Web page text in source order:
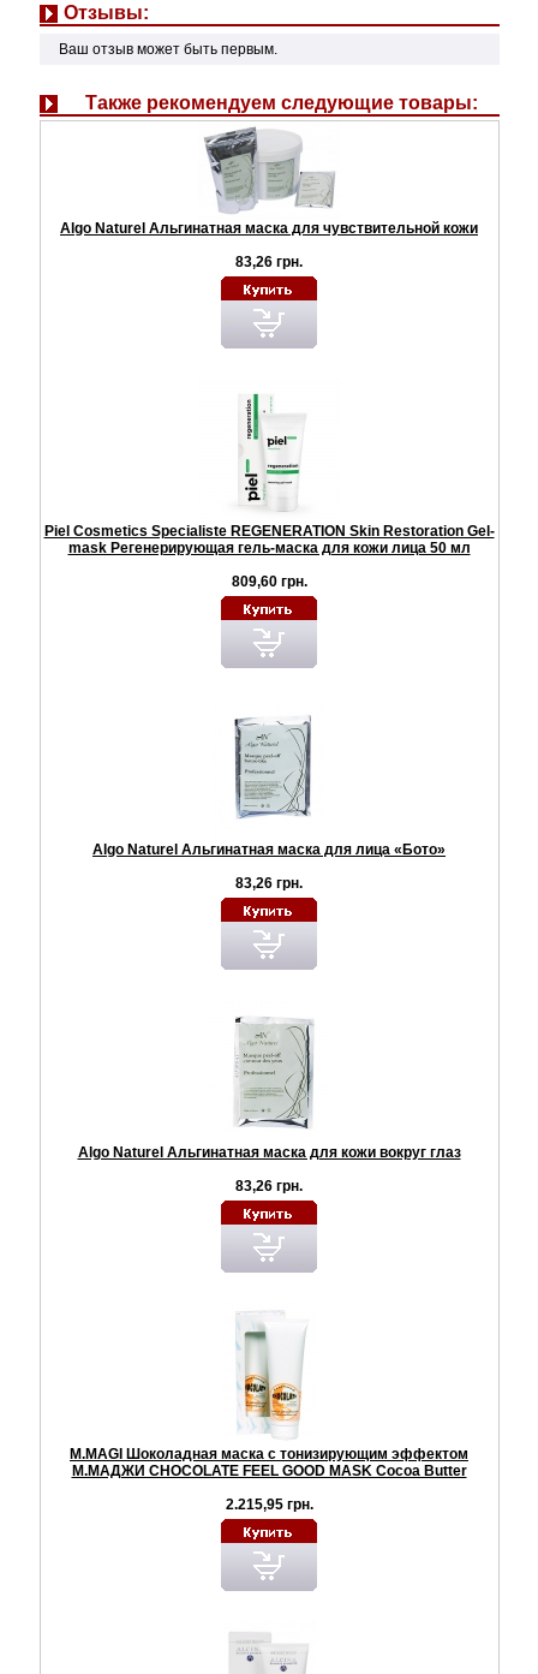
Отзывы:
Ваш отзыв может быть первым.
Также рекомендуем следующие товары:
Algo Naturel Альгинатная маска для чувствительной кожи
83,26 грн.
Piel Cosmetics Specialiste REGENERATION Skin Restoration Gel-
mask Регенерирующая гель-маска для кожи лица 50 мл
809,60 грн.
Algo Naturel Альгинатная маска для лица «Бото»
83,26 грн.
Algo Naturel Альгинатная маска для кожи вокруг глаз
83,26 грн.
M.MAGI Шоколадная маска с тонизирующим эффектом
М.МАДЖИ CНOCOLATE FEEL GOOD MASK Cocoa Butter
2.215,95 грн.